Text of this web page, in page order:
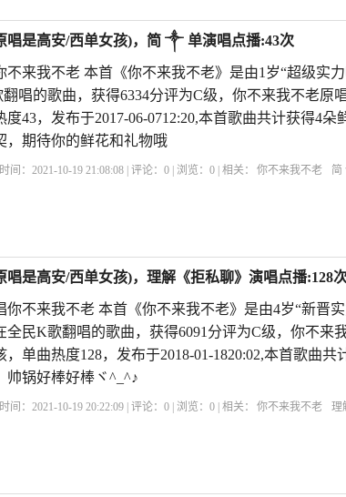
唱是高安/西单女孩)，简 ༒ 单演唱点播:43次
不来我不老 本首《你不来我不老》是由1岁“超级实
翻唱的歌曲，获得6334分评为C级，你不来我不老原
度43，发布于2017-06-0712:20,本首歌曲共计获得4朵
，期待你的鲜花和礼物哦
间：2021-10-19 21:08:08 | 评论：0 | 浏览：0 | 相关： 你不来我不老
唱是高安/西单女孩)，理解《拒私聊》演唱点播:128
你不来我不老 本首《你不来我不老》是由4岁“新晋
全民K歌翻唱的歌曲，获得6091分评为C级，你不来
，单曲热度128，发布于2018-01-1820:02,本首歌曲共
帅锅好棒好棒ヾ^_^♪
间：2021-10-19 20:22:09 | 评论：0 | 浏览：0 | 相关： 你不来我不老 理